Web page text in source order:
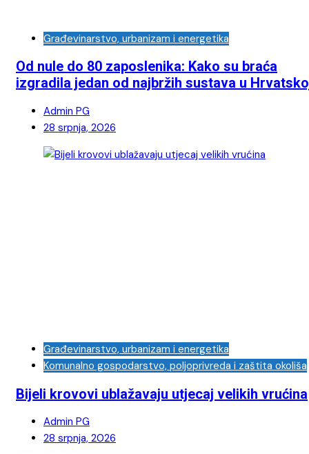
Građevinarstvo, urbanizam i energetika
Od nule do 80 zaposlenika: Kako su braća
izgradila jedan od najbržih sustava u
Admin PG
28 srpnja, 2026
Građevinarstvo, urbanizam i energetika
Komunalno gospodarstvo, poljoprivreda i zaštita okoliša
Bijeli krovovi ublažavaju utjecaj velikih vrućina
Admin PG
28 srpnja, 2026